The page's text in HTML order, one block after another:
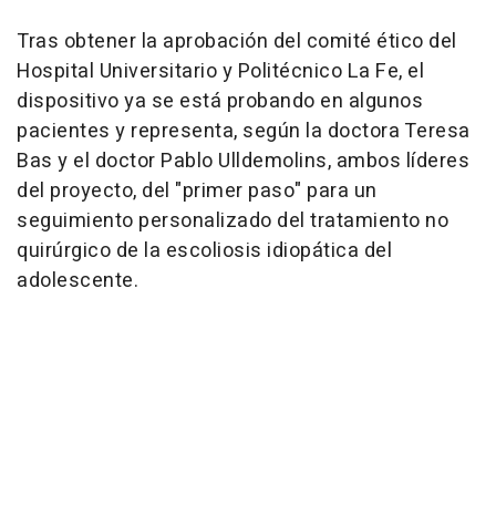
Tras obtener la aprobación del comité ético del
Hospital Universitario y Politécnico La Fe, el
dispositivo ya se está probando en algunos
pacientes y representa, según la doctora Teresa
Bas y el doctor Pablo Ulldemolins, ambos líderes
del proyecto, del "primer paso" para un
seguimiento personalizado del tratamiento no
quirúrgico de la escoliosis idiopática del
adolescente.